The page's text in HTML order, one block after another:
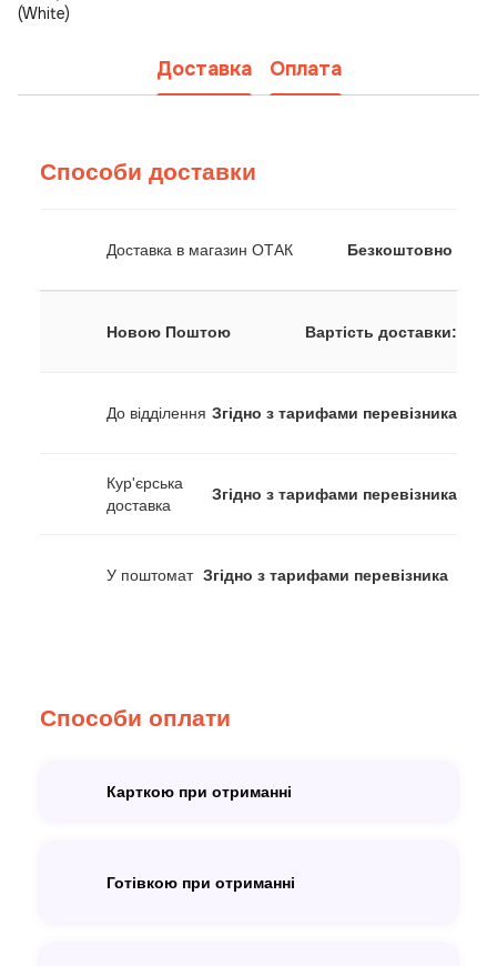
(White)
Доставка Оплата
Способи доставки
Доставка в магазин ОТАК Безкоштовно
Новою Поштою Вартість доставки:
До відділення Згідно з тарифами перевізника
Кур'єрська
доставка
Згідно з тарифами перевізника
У поштомат Згідно з тарифами перевізника
Способи оплати
Карткою при отриманні
Готівкою при отриманні